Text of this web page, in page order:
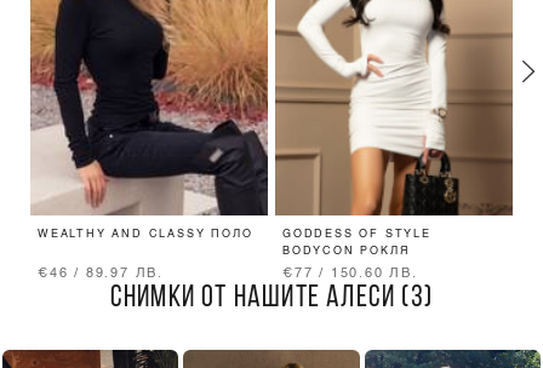
WEALTHY AND CLASSY ПОЛО
€46 / 89.97 ЛВ.
GODDESS OF STYLE
BODYCON РОКЛЯ
€77 / 150.60 ЛВ.
СНИМКИ ОТ НАШИТЕ АЛЕСИ (3)